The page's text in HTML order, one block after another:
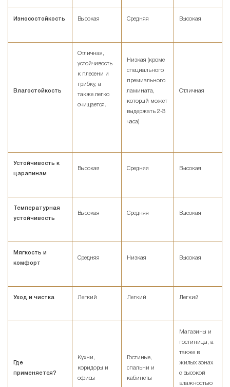
Износостойкость Высокая Средняя Высокая
Влагостойкость
Отличная,
устойчивость
к плесени и
грибку, а
также легко
очищается.
Низкая (кроме
специального
премиального
ламината,
который может
выдержать 2-3
часа)
Отличная
Устойчивость к
царапинам
Высокая Средняя Высокая
Температурная
устойчивость
Высокая Средняя Высокая
Мягкость и
комфорт
Средняя Низкая Высокая
Уход и чистка Легкий Легкий Легкий
Где
применяется?
Кухни,
коридоры и
офисы
Гостиные,
спальни и
кабинеты
Магазины и
гостиницы, а
также в
жилых зонах
с высокой
влажностью